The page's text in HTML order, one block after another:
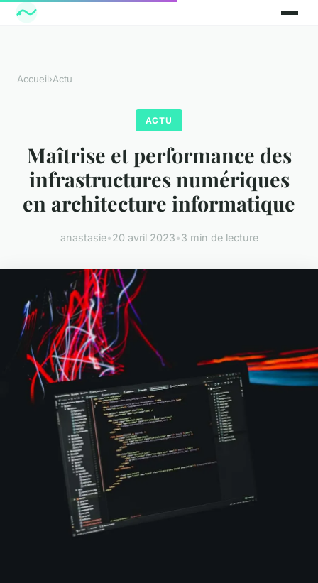
Accueil›Actu
ACTU
Maîtrise et performance des
infrastructures numériques
en architecture informatique
anastasie•20 avril 2023•3 min de lecture